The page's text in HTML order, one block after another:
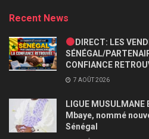
Recent News
DIRECT: LES
SÉNÉGAL/
CONFIANCE
7 AOÛT 2026
LIGUE MUSULMANE
Mbaye, nommé
Sénégal